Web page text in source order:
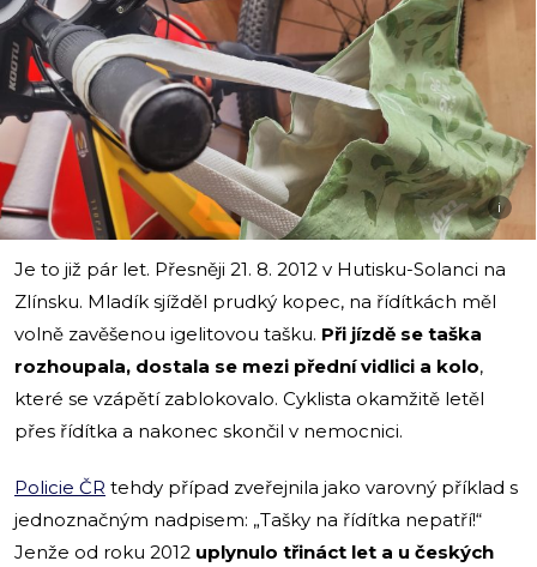
i
Je to již pár let. Přesněji 21. 8. 2012 v Hutisku-Solanci na
Zlínsku. Mladík sjížděl prudký kopec, na řídítkách měl
volně zavěšenou igelitovou tašku. Při jízdě se taška
rozhoupala, dostala se mezi přední vidlici a kolo,
které se vzápětí zablokovalo. Cyklista okamžitě letěl
přes řídítka a nakonec skončil v nemocnici.
Policie ČR tehdy případ zveřejnila jako varovný příklad s
jednoznačným nadpisem: „Tašky na řídítka nepatří!“
Jenže od roku 2012 uplynulo třináct let a u českých